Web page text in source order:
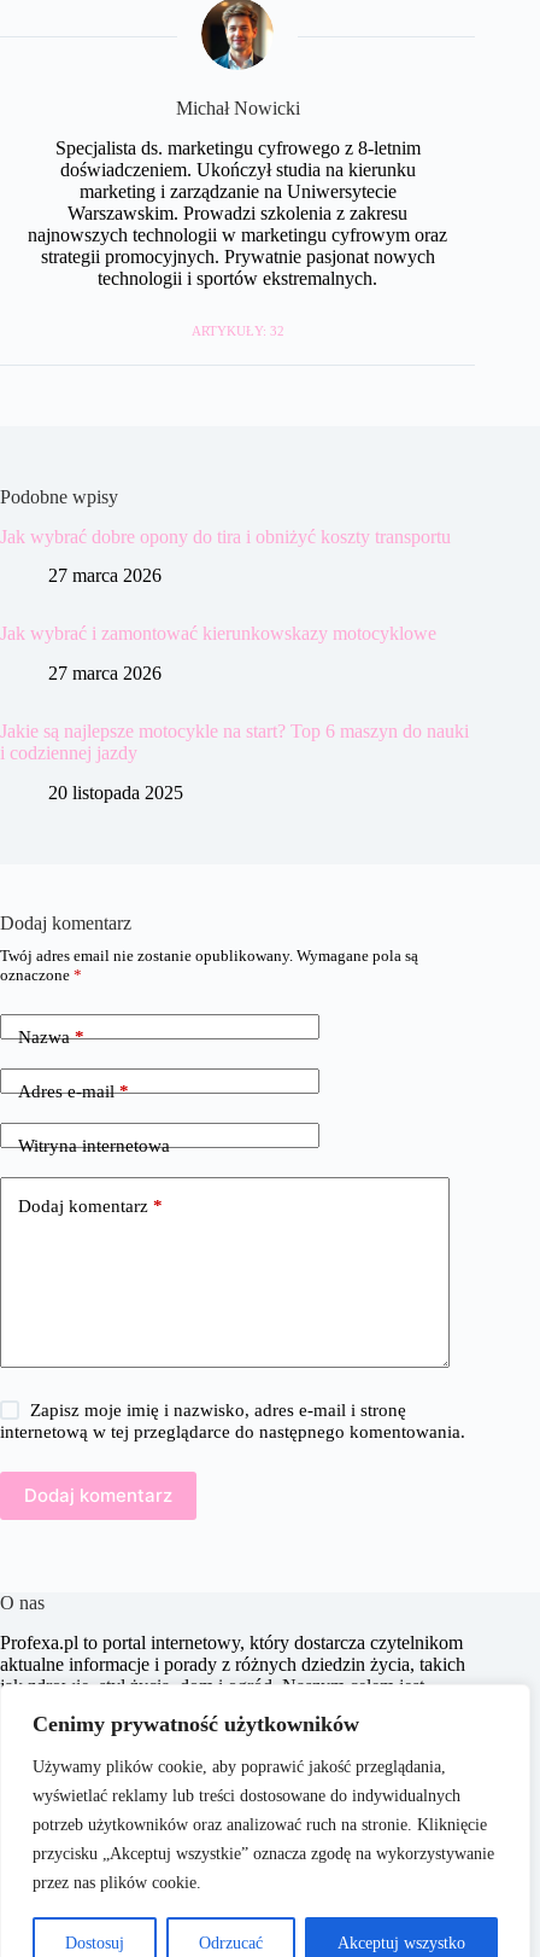
Cenimy prywatność użytkowników
Używamy plików cookie, aby poprawić jakość przeglądania,
wyświetlać reklamy lub treści dostosowane do indywidualnych
potrzeb użytkowników oraz analizować ruch na stronie. Kliknięcie
przycisku „Akceptuj wszystkie” oznacza zgodę na wykorzystywanie
przez nas plików cookie.
Dostosuj Odrzucać Akceptuj wszystko
Michał Nowicki
Specjalista ds. marketingu cyfrowego z 8-letnim
doświadczeniem. Ukończył studia na kierunku
marketing i zarządzanie na Uniwersytecie
Warszawskim. Prowadzi szkolenia z zakresu
najnowszych technologii w marketingu cyfrowym oraz
strategii promocyjnych. Prywatnie pasjonat nowych
technologii i sportów ekstremalnych.
ARTYKUŁY: 32
Podobne wpisy
Jak wybrać dobre opony do tira i obniżyć koszty transportu
27 marca 2026
Jak wybrać i zamontować kierunkowskazy motocyklowe
27 marca 2026
Jakie są najlepsze motocykle na start? Top 6 maszyn do nauki
i codziennej jazdy
20 listopada 2025
Dodaj komentarz
Twój adres email nie zostanie opublikowany. Wymagane pola są
oznaczone *
Nazwa*
Adres e-mail*
Witryna internetowa
Dodaj komentarz *
Zapisz moje imię i nazwisko, adres e-mail i stronę
internetową w tej przeglądarce do następnego komentowania.
Dodaj komentarz
O nas
Profexa.pl to portal internetowy, który dostarcza czytelnikom
aktualne informacje i porady z różnych dziedzin życia, takich
jak zdrowie, styl życia, dom i ogród. Naszym celem jest
decyzji oraz inspirowanie ich do działania. Dbamy o to, aby
niezależnie od poziomu wiedzy.
Copyright © 2026 -
O nas
Polityka Prywatności